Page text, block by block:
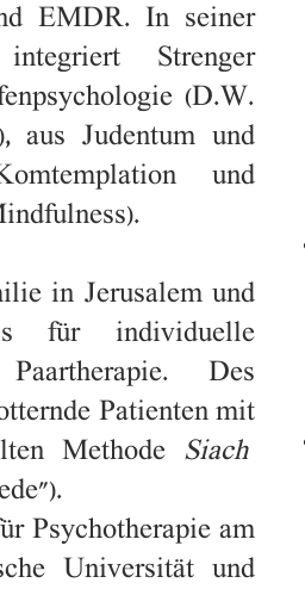
EMDR. In seiner
Strenger
(D.W.
aus Judentum und
und
in Jerusalem und
für individuelle
Des
Patienten mit
Methode Siach
Psychotherapie am
Universität und